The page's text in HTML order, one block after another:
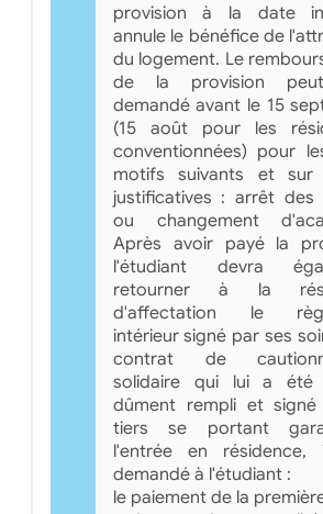
provision à la date
annule le bénéfice de
du logement. Le
de la provision
demandé avant le 15
(15 août pour les
conventionnées) pour
motifs suivants et sur
justificatives : arrêt des
ou changement
Après avoir payé la
l'étudiant devra
retourner à la
d'affectation le
intérieur signé par ses
contrat de
solidaire qui lui a été
dûment rempli et
tiers se portant
l'entrée en résidence,
demandé à l'étudiant :
le paiement de la